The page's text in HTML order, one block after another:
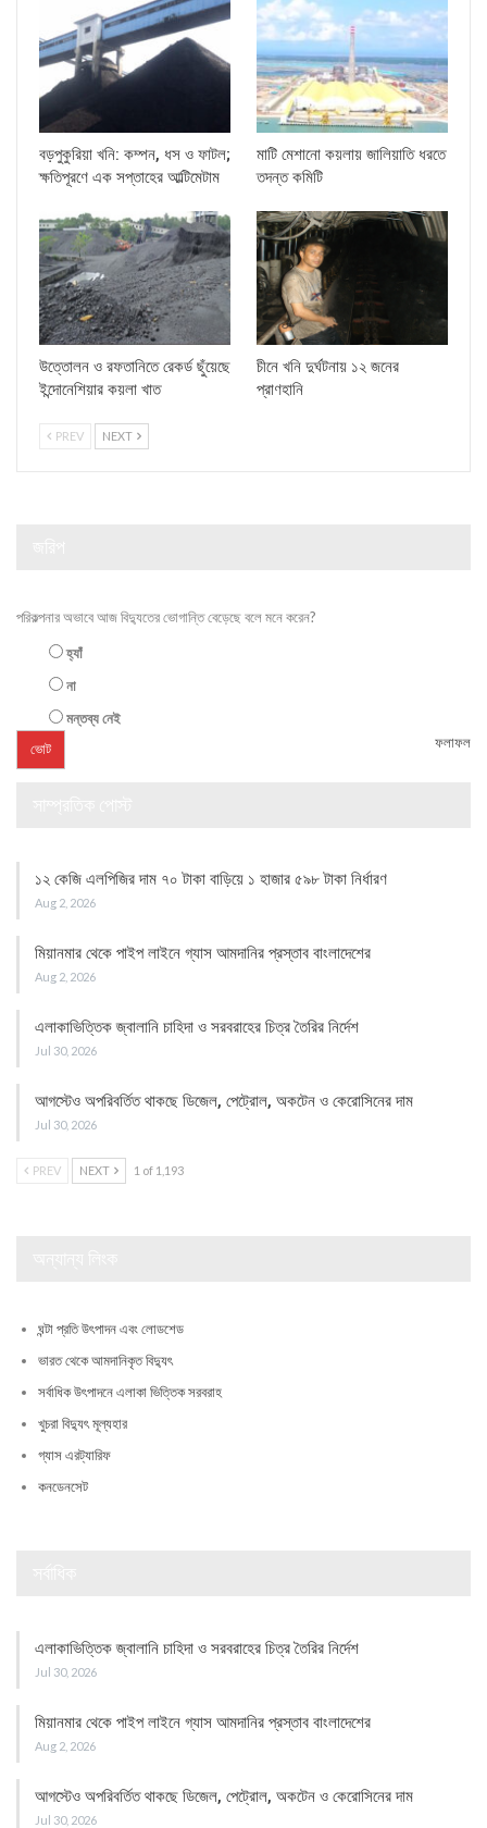
বড়পুকুরিয়া খনি: কম্পন, ধস ও ফাটল;
ক্ষতিপূরণে এক সপ্তাহের আল্টিমেটাম
মাটি মেশানো কয়লায় জালিয়াতি ধরতে
তদন্ত কমিটি
উত্তোলন ও রফতানিতে রেকর্ড ছুঁয়েছে
ইন্দোনেশিয়ার কয়লা খাত
চীনে খনি দুর্ঘটনায় ১২ জনের
প্রাণহানি
PREV NEXT
পরিকল্পনার অভাবে আজ বিদ্যুতের ভোগান্তি বেড়েছে বলে মনে করেন?
হ্যাঁ
না
মন্তব্য নেই
ফলাফল
১২ কেজি এলপিজির দাম ৭০ টাকা বাড়িয়ে ১ হাজার ৫৯৮ টাকা নির্ধারণ
Aug 2, 2026
মিয়ানমার থেকে পাইপ লাইনে গ্যাস আমদানির প্রস্তাব বাংলাদেশের
Aug 2, 2026
এলাকাভিত্তিক জ্বালানি চাহিদা ও সরবরাহের চিত্র তৈরির নির্দেশ
Jul 30, 2026
আগস্টেও অপরিবর্তিত থাকছে ডিজেল, পেট্রোল, অকটেন ও কেরোসিনের দাম
Jul 30, 2026
PREV NEXT 1 of 1,193
ঘন্টা প্রতি উৎপাদন এবং লোডশেড
ভারত থেকে আমদানিকৃত বিদ্যুৎ
সর্বাধিক উৎপাদনে এলাকা ভিত্তিক সরবরাহ
খুচরা বিদ্যুৎ মূল্যহার
গ্যাস এরট্যারিফ
কনডেনসেট
এলাকাভিত্তিক জ্বালানি চাহিদা ও সরবরাহের চিত্র তৈরির নির্দেশ
Jul 30, 2026
মিয়ানমার থেকে পাইপ লাইনে গ্যাস আমদানির প্রস্তাব বাংলাদেশের
Aug 2, 2026
আগস্টেও অপরিবর্তিত থাকছে ডিজেল, পেট্রোল, অকটেন ও কেরোসিনের দাম
Jul 30, 2026